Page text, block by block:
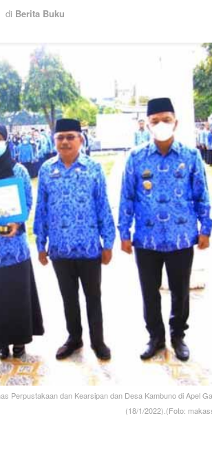
di Berita Buku
Perpustakaan dan Kearsipan dan Desa Kambuno di Apel
(18/1/2022).(Foto: